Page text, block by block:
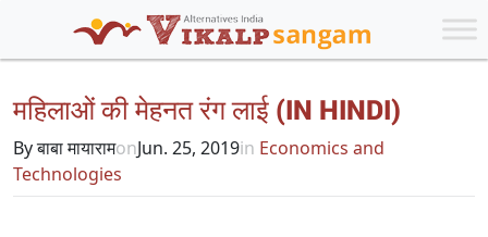
महिलाओं की मेहनत रंग लाई (IN HINDI)
By बाबा मायारामonJun. 25, 2019in Economics and
Technologies